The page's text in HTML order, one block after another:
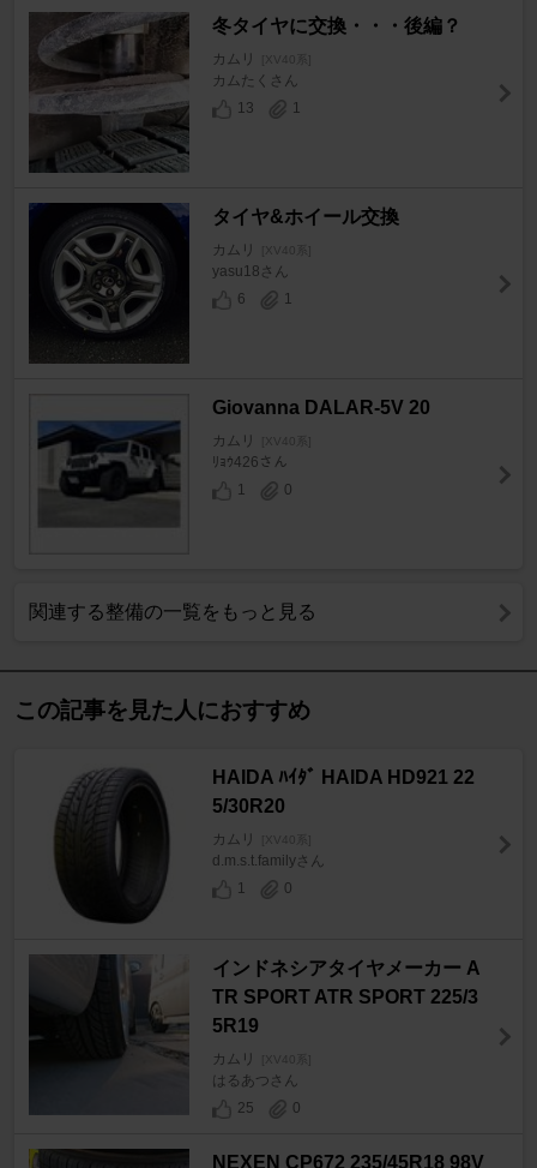
冬タイヤに交換・・・後編？
カムリ [XV40系]
カムたくさん
13
1
タイヤ&ホイール交換
カムリ [XV40系]
yasu18さん
6
1
Giovanna DALAR-5V 20
カムリ [XV40系]
ﾘｮｳ426さん
1
0
関連する整備の一覧をもっと見る
この記事を見た人におすすめ
HAIDA ﾊｲﾀﾞ HAIDA HD921 22
5/30R20
カムリ [XV40系]
d.m.s.t.familyさん
1
0
インドネシアタイヤメーカー A
TR SPORT ATR SPORT 225/3
5R19
カムリ [XV40系]
はるあつさん
25
0
NEXEN CP672 235/45R18 98V